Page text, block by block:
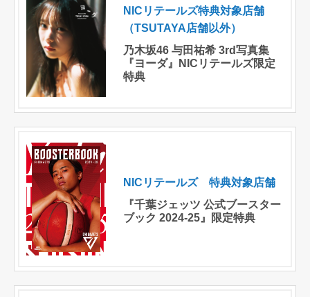
NICリテールズ特典対象店舗
（TSUTAYA店舗以外）
乃木坂46 与田祐希 3rd写真集
『ヨーダ』NICリテールズ限定
特典
NICリテールズ 特典対象店舗
『千葉ジェッツ 公式ブースター
ブック 2024-25』限定特典